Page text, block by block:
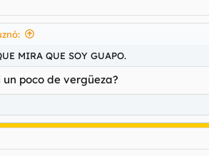
MIRA QUE SOY GUAPO.
un poco de vergüeza?